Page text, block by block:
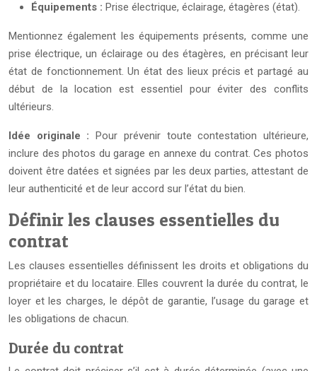
Équipements : Prise électrique, éclairage, étagères (état).
Mentionnez également les équipements présents, comme une
prise électrique, un éclairage ou des étagères, en précisant leur
état de fonctionnement. Un état des lieux précis et partagé au
début de la location est essentiel pour éviter des conflits
ultérieurs.
Idée originale :Pour prévenir toute contestation ultérieure,
inclure des photos du garage en annexe du contrat. Ces photos
doivent être datées et signées par les deux parties, attestant de
leur authenticité et de leur accord sur l’état du bien.
Définir les clauses essentielles du
contrat
Les clauses essentielles définissent les droits et obligations du
propriétaire et du locataire. Elles couvrent la durée du contrat, le
loyer et les charges, le dépôt de garantie, l’usage du garage et
les obligations de chacun.
Durée du contrat